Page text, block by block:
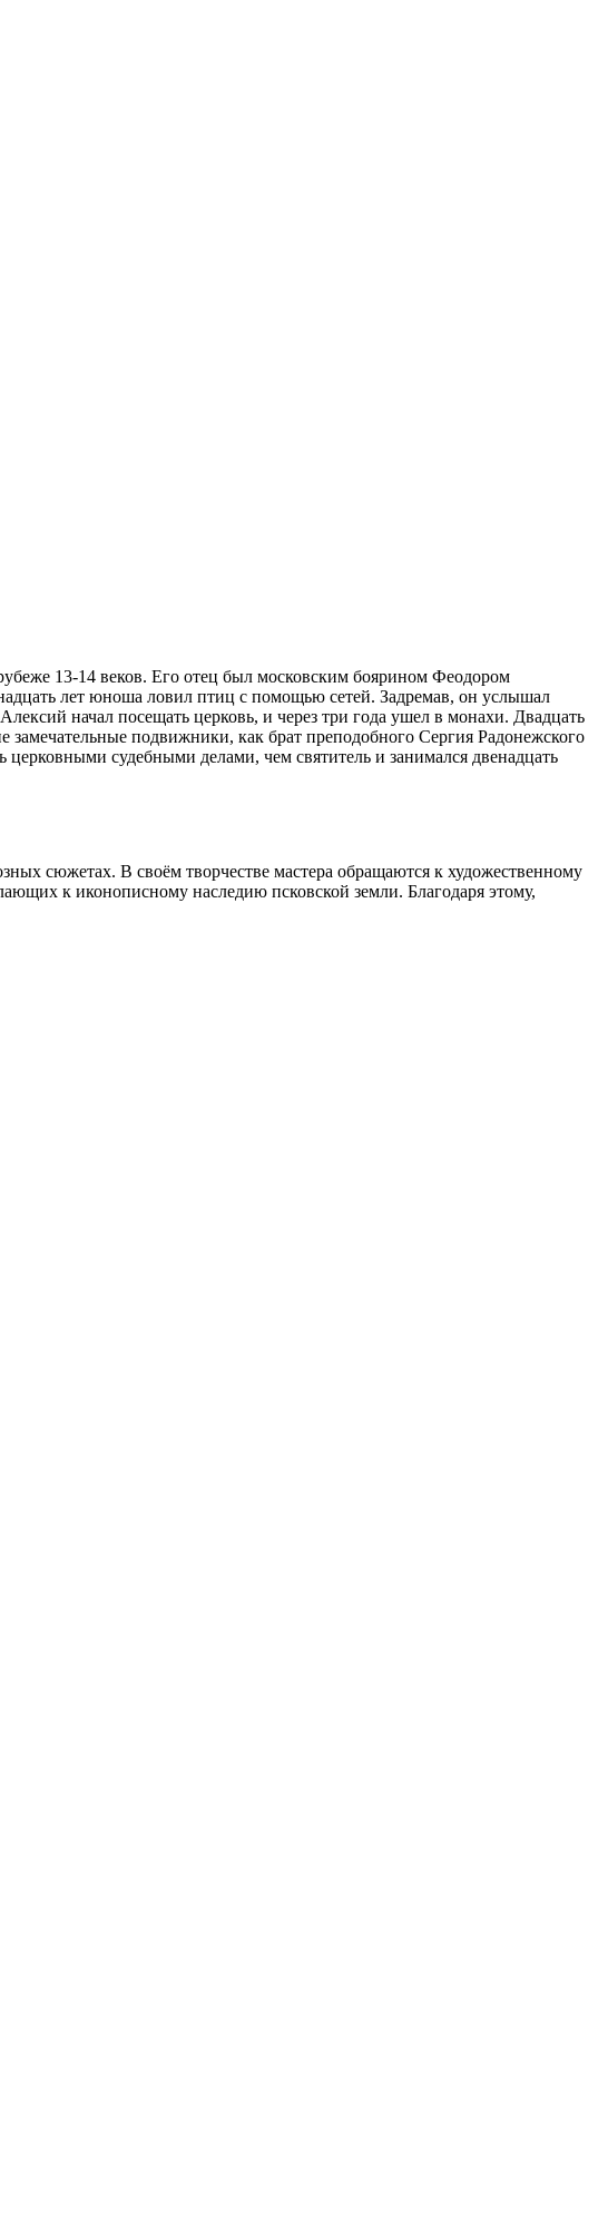
13-14 веков. Его отец был московским боярином Феодором
лет юноша ловил птиц с помощью сетей. Задремав, он услышал
начал посещать церковь, и через три года ушел в монахи. Двадцать
подвижники, как брат преподобного Сергия Радонежского
судебными делами, чем святитель и занимался двенадцать
сюжетах. В своём творчестве мастера обращаются к художественному
к иконописному наследию псковской земли. Благодаря этому,